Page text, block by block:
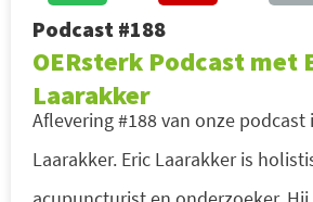
Podcast #188
OERsterk Podcast met
Laarakker
Aflevering #188 van onze podcast
Laarakker. Eric Laarakker is